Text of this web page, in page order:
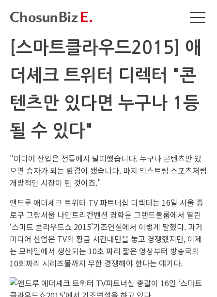
[스마트클라우드2015] 애
더셰크 트위터 디렉터 "콘
텐츠만 있다면 누구나 1등
될 수 있다"
"미디어 산업은 전통에서 탈피했습니다. 누구나 콘텐츠만 있
으면 승자가 되는 환경이 됐습니다. 마치 익스트림 스포츠처럼
개방적인 시장이 된 것이죠."
앤드루 애더셰크 트위터 TV 파트너십 디렉터는 16일 서울 종
로구 그랑서울 나인트리컨벤션 광화문 그랜드볼룸에서 열린
‘스마트 클라우드쇼 2015’기조연설에서 이렇게 말했다. 과거
미디어 산업은 TV의 황금 시간대만을 놓고 경쟁했지만, 이제
는 모바일에서 생산되는 10초 짜리 짧은 영상부터 방송국의
10회짜리 시리즈물까지 무한 경쟁해야 한다는 얘기다.